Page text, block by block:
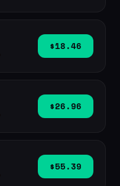
$18.46
$26.96
$55.39